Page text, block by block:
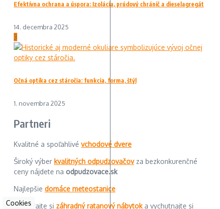
Efektívna ochrana a úspora: Izolácia, prúdový chránič a dieselagregát
14. decembra 2025
3
Očná optika cez stáročia: funkcia, forma, štýl
1. novembra 2025
Partneri
Kvalitné a spoľahlivé vchodové dvere
Široký výber kvalitných odpudzovačovza bezkonkurenčné
ceny nájdete na odpudzovace.sk
Najlepšie domáce meteostanice
Obstarajte si záhradný ratanový nábytoka vychutnajte si
Cookies